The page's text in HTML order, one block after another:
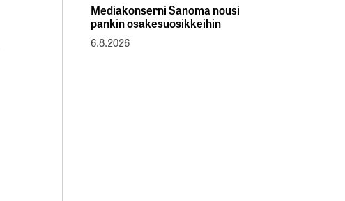
Mediakonserni Sanoma nousi
pankin osakesuosikkeihin
6.8.2026